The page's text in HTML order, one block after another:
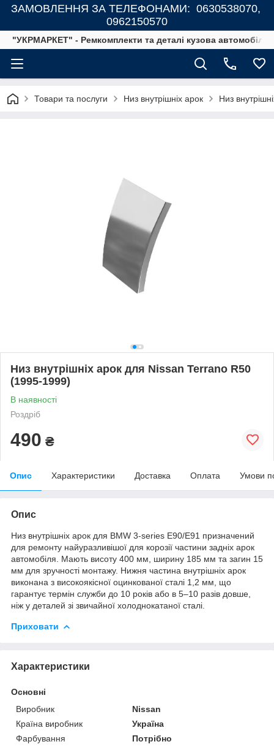
ЗАМОВЛЕННЯ ЗА ТЕЛЕФОНАМИ: 0630538070,
0962150570
"УКРМАРКЕТ" - Ремкомплекти та деталі кузова автомобілів
Товари та послуги Низ внутрішніх арок Низ
Низ внутрішніх арок для Nissan Terrano R50
(1995-1999)
В наявності
Роздріб
490 ₴
Опис Характеристики Доставка Оплата Умови
Опис
Низ внутрішніх арок для BMW 3-series E90/E91 призначений
для ремонту найуразливішої для корозії частини задніх арок
автомобіля. Мають висоту 400 мм, ширину 185 мм та загин 15
мм для зручності монтажу. Нижня частина внутрішніх арок
виконана з високоякісної оцинкованої сталі 1,2 мм, що
гарантує термін служби до 10 років або в 5–10 разів довше,
ніж у деталей зі звичайної холоднокатаної сталі.
Приховати
Характеристики
Основні
Виробник
Nissan
Країна виробник
Україна
Фарбування
Потрібно